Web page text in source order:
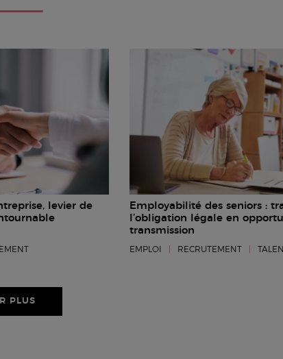
levier de
Employabilité des seniors :
l’obligation légale en
transmission
EMPLOI RECRUTEMENT
PLUS